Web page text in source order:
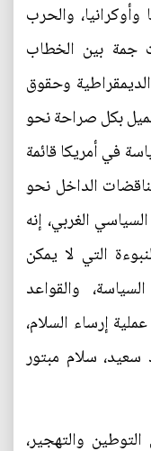
والحرب
جمة بين الخطاب
وحقوق
بكل صراحة نحو
في أمريكا قائمة
الداخل نحو
الغربي، إنه
التي لا يمكن
والقواعد
إرساء السلام،
سلام مبتور
والتهجير،